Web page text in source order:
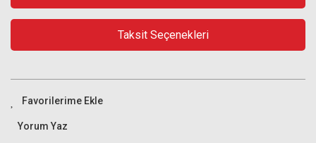
Taksit Seçenekleri
Yorum Yaz